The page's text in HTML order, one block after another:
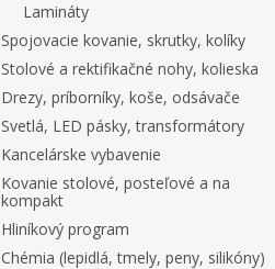
Lamináty
Spojovacie kovanie, skrutky, kolíky
Stolové a rektifikačné nohy, kolieska
Drezy, príborníky, koše, odsávače
Svetlá, LED pásky, transformátory
Kancelárske vybavenie
Kovanie stolové, posteľové a na
kompakt
Hliníkový program
Chémia (lepidlá, tmely, peny, silikóny)